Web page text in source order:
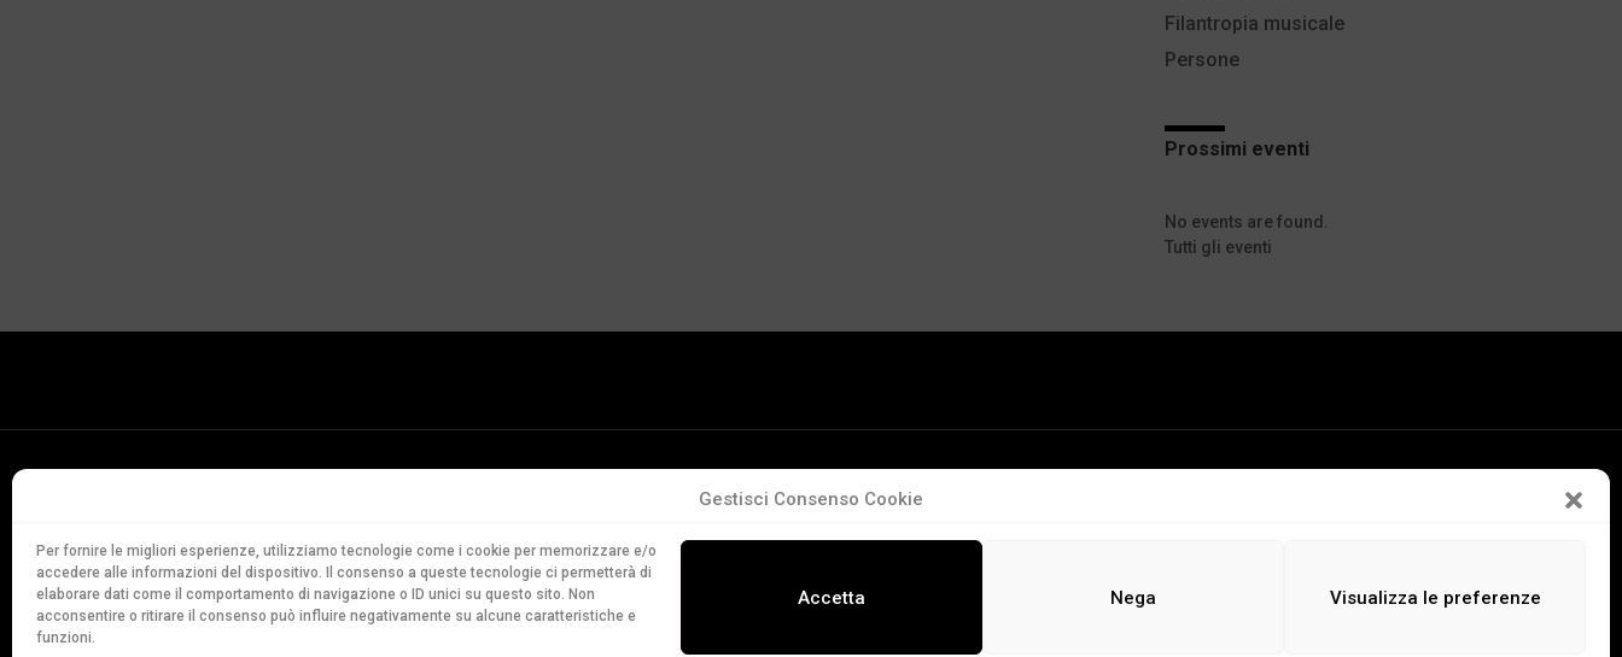
Gestisci Consenso Cookie
Per fornire le migliori esperienze, utilizziamo tecnologie come i cookie per memorizzare e/o
accedere alle informazioni del dispositivo. Il consenso a queste tecnologie ci permetterà di
elaborare dati come il comportamento di navigazione o ID unici su questo sito. Non
acconsentire o ritirare il consenso può influire negativamente su alcune caratteristiche e
funzioni.
Accetta Nega Visualizza le preferenze
Persone
Filantropia musicale
Prossimi eventi
No events are found.
Tutti gli eventi
Via Soldino 9
CH-6900 Lugano
T. +41 91 960 30 40